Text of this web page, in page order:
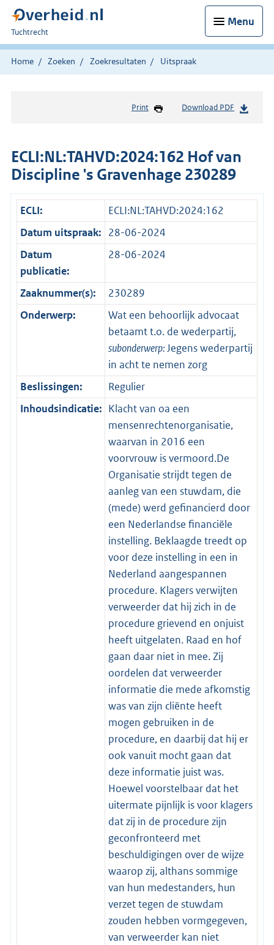
Menu
U
bent
hier:
Tuchtrecht
Home Zoeken Zoekresultaten Uitspraak
Print Download PDF
ECLI:NL:TAHVD:2024:162 Hof van
Discipline 's Gravenhage 230289
ECLI:
ECLI:NL:TAHVD:2024:162
Datum uitspraak: 28-06-2024
Datum
publicatie:
28-06-2024
Zaaknummer(s):
230289
Onderwerp:
Wat een behoorlijk advocaat
betaamt t.o. de wederpartij,
subonderwerp:Jegens wederpartij
in acht te nemen zorg
Beslissingen:
Regulier
Inhoudsindicatie: Klacht van oa een
mensenrechtenorganisatie,
waarvan in 2016 een
voorvrouw is vermoord.De
Organisatie strijdt tegen de
aanleg van een stuwdam, die
(mede) werd gefinancierd door
een Nederlandse financiële
instelling. Beklaagde treedt op
voor deze instelling in een in
Nederland aangespannen
procedure. Klagers verwijten
verweerder dat hij zich in de
procedure grievend en onjuist
heeft uitgelaten. Raad en hof
gaan daar niet in mee. Zij
oordelen dat verweerder
informatie die mede afkomstig
was van zijn cliënte heeft
mogen gebruiken in de
procedure, en daarbij dat hij er
ook vanuit mocht gaan dat
deze informatie juist was.
Hoewel voorstelbaar dat het
uitermate pijnlijk is voor klagers
dat zij in de procedure zijn
geconfronteerd met
beschuldigingen over de wijze
waarop zij, althans sommige
van hun medestanders, hun
verzet tegen de stuwdam
zouden hebben vormgegeven,
van verweerder kan niet